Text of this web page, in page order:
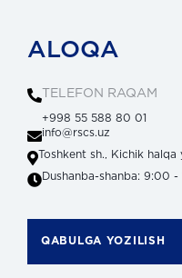
ALOQA
TELEFON RAQAM
+998 55 588 80 01
info@rscs.uz
Toshkent sh., Kichik halqa
Dushanba-shanba: 9:00 -
QABULGA YOZILISH